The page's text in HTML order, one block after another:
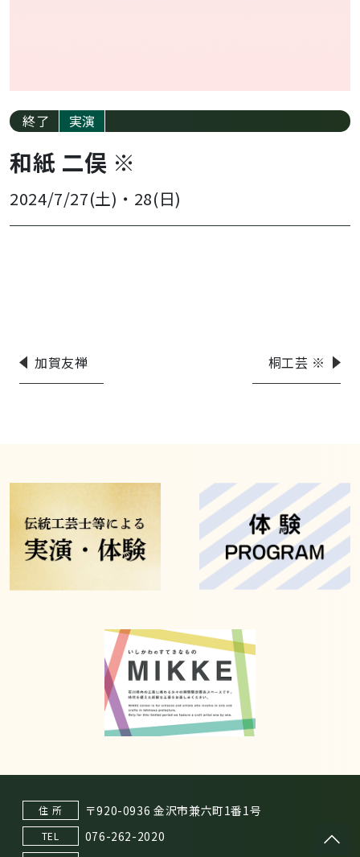
終了 実演
和紙 二俣 ※
2024/7/27(土) ・ 28(日)
加賀友禅 桐工芸 ※
住 所 〒920-0936 金沢市兼六町1番1号
TEL 076-262-2020